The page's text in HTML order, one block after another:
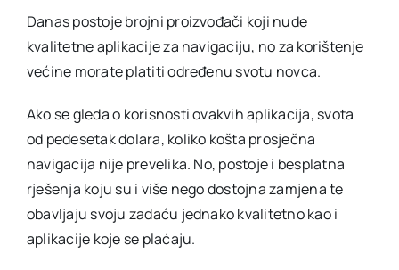
Danas postoje brojni proizvođači koji nude
kvalitetne aplikacije za navigaciju, no za korištenje
većine morate platiti određenu svotu novca.
Ako se gleda o korisnosti ovakvih aplikacija, svota
od pedesetak dolara, koliko košta prosječna
navigacija nije prevelika. No, postoje i besplatna
rješenja koju su i više nego dostojna zamjena te
obavljaju svoju zadaću jednako kvalitetno kao i
aplikacije koje se plaćaju.